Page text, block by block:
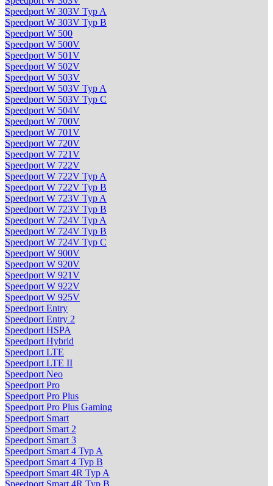
Speedport W 303V Typ A
Speedport W 303V Typ B
Speedport W 500
Speedport W 500V
Speedport W 501V
Speedport W 502V
Speedport W 503V
Speedport W 503V Typ A
Speedport W 503V Typ C
Speedport W 504V
Speedport W 700V
Speedport W 701V
Speedport W 720V
Speedport W 721V
Speedport W 722V
Speedport W 722V Typ A
Speedport W 722V Typ B
Speedport W 723V Typ A
Speedport W 723V Typ B
Speedport W 724V Typ A
Speedport W 724V Typ B
Speedport W 724V Typ C
Speedport W 900V
Speedport W 920V
Speedport W 921V
Speedport W 922V
Speedport W 925V
Speedport Entry
Speedport Entry 2
Speedport HSPA
Speedport Hybrid
Speedport LTE
Speedport LTE II
Speedport Neo
Speedport Pro
Speedport Pro Plus
Speedport Pro Plus Gaming
Speedport Smart
Speedport Smart 2
Speedport Smart 3
Speedport Smart 4 Typ A
Speedport Smart 4 Typ B
Speedport Smart 4R Typ A
Speedport Smart 4R Typ B